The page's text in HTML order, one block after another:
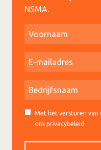
NSMA.
Met het versturen
ons privacybeleid